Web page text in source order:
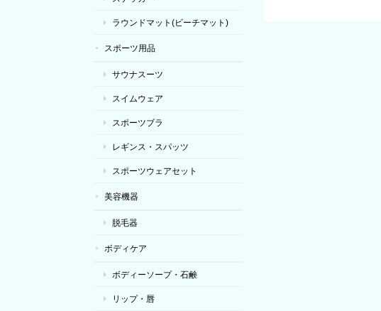
ラウンドマット(ビーチマット)
スポーツ用品
サウナスーツ
スイムウェア
スポーツブラ
レギンス・スパッツ
スポーツウェアセット
美容機器
脱毛器
ボディケア
ボディーソープ・石鹸
リップ・唇